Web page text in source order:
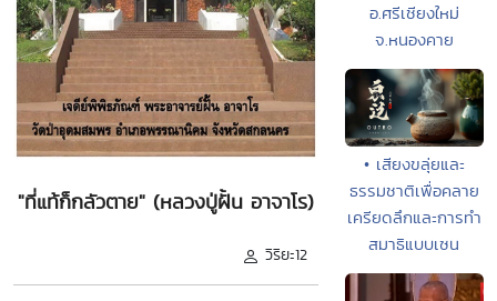
"ที่แท้ก็กลัวตาย" (หลวงปู่ฝั้น อาจาโร)
วิริยะ12
อ.ศรีเชียงใหม่
จ.หนองคาย
• เสียงขลุ่ยและ
ธรรมชาติเพื่อคลาย
เครียดลึกและการทำ
สมาธิแบบเซน